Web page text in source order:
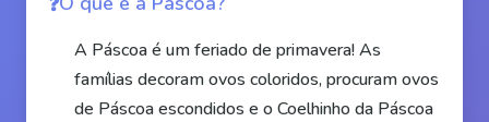
A Páscoa é um feriado de primavera! As
famílias decoram ovos coloridos, procuram ovos
de Páscoa escondidos e o Coelhinho da Páscoa